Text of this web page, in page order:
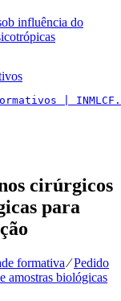
influência do
|
cirúrgicos
para
formativa⁄Pedido
amostras biológicas